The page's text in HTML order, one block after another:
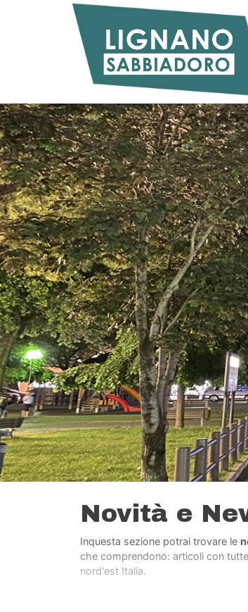
Novità e
Inquesta sezione potrai trovare le
che comprendono: articoli con
nord'est Italia.